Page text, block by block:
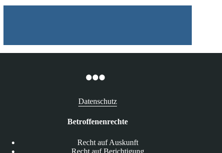
Datenschutz
Betroffenenrechte
Recht auf Auskunft
Recht auf Berichtigung